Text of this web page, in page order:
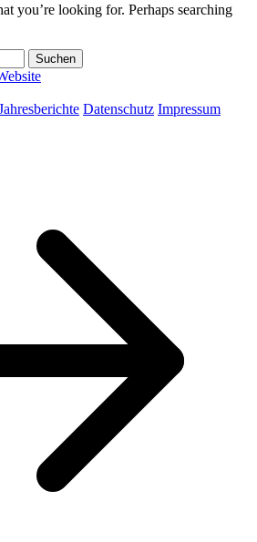
you’re looking for. Perhaps searching
Datenschutz Impressum